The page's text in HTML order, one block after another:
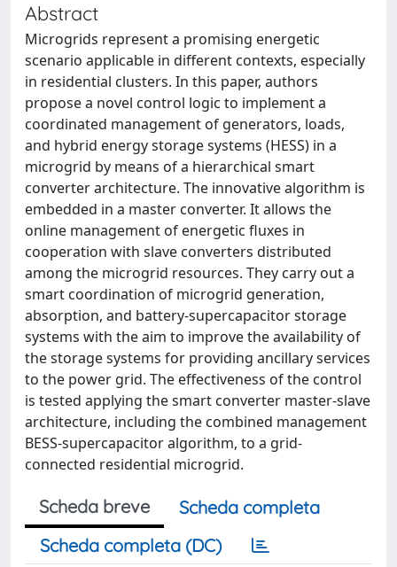
Abstract
Microgrids represent a promising energetic
scenario applicable in different contexts, especially
in residential clusters. In this paper, authors
propose a novel control logic to implement a
coordinated management of generators, loads,
and hybrid energy storage systems (HESS) in a
microgrid by means of a hierarchical smart
converter architecture. The innovative algorithm is
embedded in a master converter. It allows the
online management of energetic fluxes in
cooperation with slave converters distributed
among the microgrid resources. They carry out a
smart coordination of microgrid generation,
absorption, and battery-supercapacitor storage
systems with the aim to improve the availability of
the storage systems for providing ancillary services
to the power grid. The effectiveness of the control
is tested applying the smart converter master-slave
architecture, including the combined management
BESS-supercapacitor algorithm, to a grid-
connected residential microgrid.
Scheda breve
Scheda completa
Scheda completa (DC)